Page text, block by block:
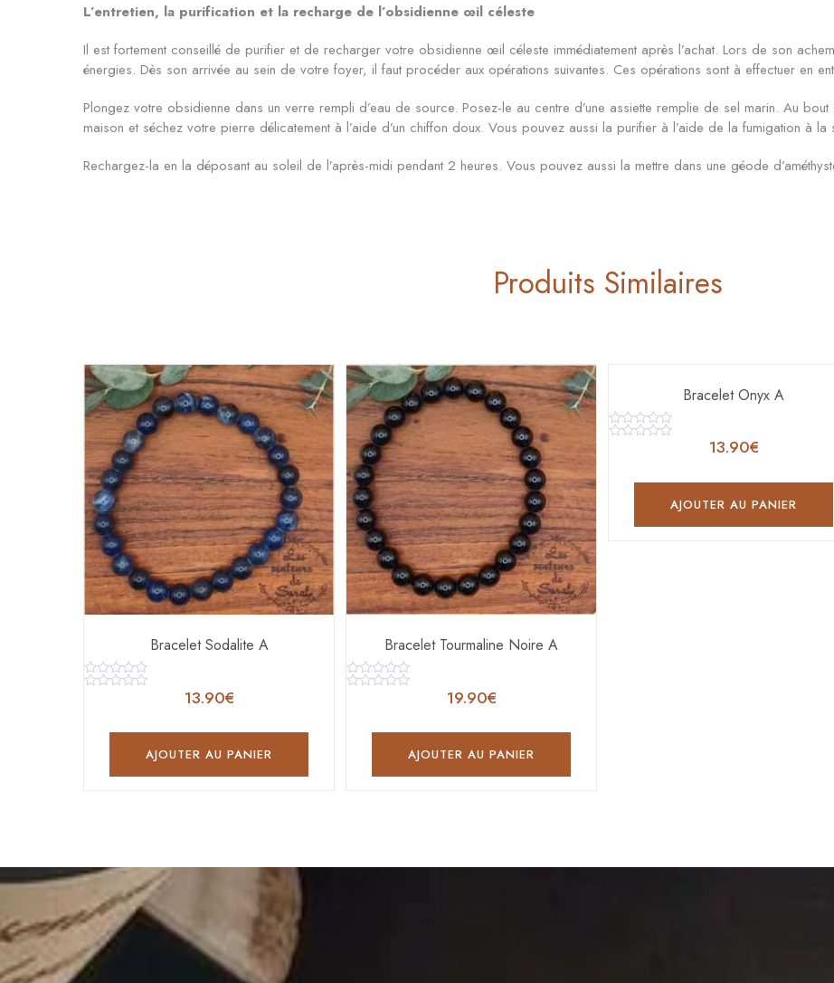
L’entretien, la purification et la recharge de l’obsidienne œil céleste
Il est fortement conseillé de purifier et de recharger votre obsidienne œil céleste immédiatement après l’achat. Lors de son
énergies. Dès son arrivée au sein de votre foyer, il faut procéder aux opérations suivantes. Ces opérations sont à effectuer en
Plongez votre obsidienne dans un verre rempli d’eau de source. Posez-le au centre d’une assiette remplie de sel marin. Au
maison et séchez votre pierre délicatement à l’aide d’un chiffon doux. Vous pouvez aussi la purifier à l’aide de la fumigation à
Rechargez-la en la déposant au soleil de l’après-midi pendant 2 heures. Vous pouvez aussi la mettre dans une géode
Produits Similaires
Bracelet Sodalite A
Note
13.90€
AJOUTER AU PANIER
Bracelet Tourmaline Noire A
Note
19.90€
AJOUTER AU PANIER
Bracelet Onyx A
Note
13.90€
AJOUTER AU PANIER